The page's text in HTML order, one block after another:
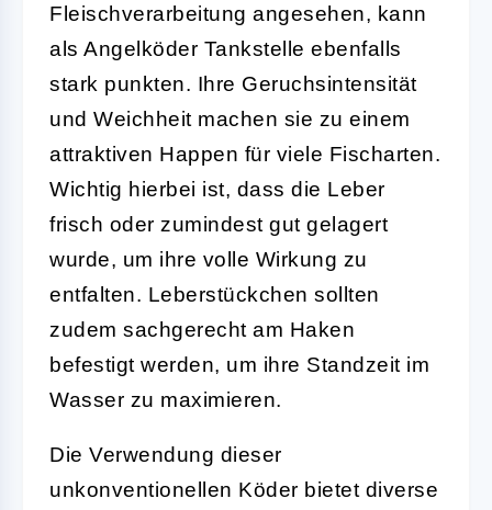
Fleischverarbeitung angesehen, kann
als Angelköder Tankstelle ebenfalls
stark punkten. Ihre Geruchsintensität
und Weichheit machen sie zu einem
attraktiven Happen für viele Fischarten.
Wichtig hierbei ist, dass die Leber
frisch oder zumindest gut gelagert
wurde, um ihre volle Wirkung zu
entfalten. Leberstückchen sollten
zudem sachgerecht am Haken
befestigt werden, um ihre Standzeit im
Wasser zu maximieren.
Die Verwendung dieser
unkonventionellen Köder bietet diverse